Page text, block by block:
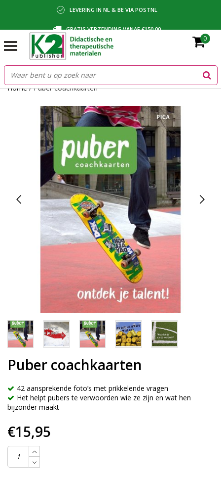
LEVERING IN NL & BE VIA POSTNL
GRATIS VERZENDING VANAF €150,00
BETALING VIA IDEAL, BANCONTACT OF FACTUUR
0
Home/Puber coachkaarten
Puber coachkaarten
42 aansprekende foto’s met prikkelende vragen
Het helpt pubers te verwoorden wie ze zijn en wat hen
bijzonder maakt
€15,95